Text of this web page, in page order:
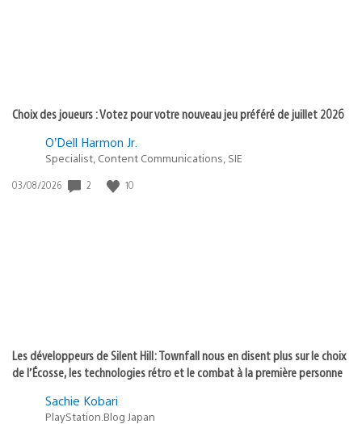
Choix des joueurs : Votez pour votre nouveau jeu préféré de juillet 2026
O’Dell Harmon Jr.
Specialist, Content Communications, SIE
Date
03/08/2026 2 10
Les développeurs de Silent Hill: Townfall nous en disent plus sur le choix
de l’Écosse, les technologies rétro et le combat à la première personne
Sachie Kobari
PlayStation.Blog Japan